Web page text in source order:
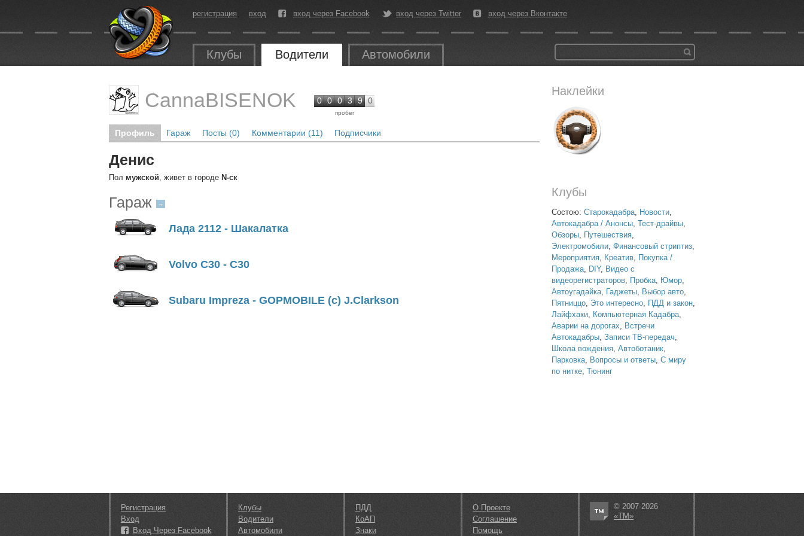
регистрация вход вход через Facebook вход через Twitter вход через Вконтакте
Клубы Водители Автомобили
Наклейки
Клубы
Состою: Старокадабра, Новости,
Автокадабра / Анонсы, Тест-драйвы,
Обзоры, Путешествия,
Электромобили, Финансовый стриптиз,
Мероприятия, Креатив, Покупка /
Продажа, DIY, Видео с
видеорегистраторов, Пробка, Юмор,
Автоугадайка, Гаджеты, Выбор авто,
Пятниццо, Это интересно, ПДД и закон,
Лайфхаки, Компьютерная Кадабра,
Аварии на дорогах, Встречи
Автокадабры, Записи ТВ-передач,
Школа вождения, Автоботаник,
Парковка, Вопросы и ответы, С миру
по нитке, Тюнинг
CannaBISENOK 0 0 0 3 9 0
пробег
Профиль Гараж Посты (0) Комментарии (11) Подписчики
Денис
Пол мужской, живет в городе N-ск
Гараж →
Лада 2112 - Шакалатка
Volvo C30 - С30
Subaru Impreza - GOPMOBILE (c) J.Clarkson
Регистрация
Вход
Вход Через Facebook
Клубы
Водители
Автомобили
ПДД
КоАП
Знаки
О Проекте
Соглашение
Помощь
© 2007-2026
«ТМ»